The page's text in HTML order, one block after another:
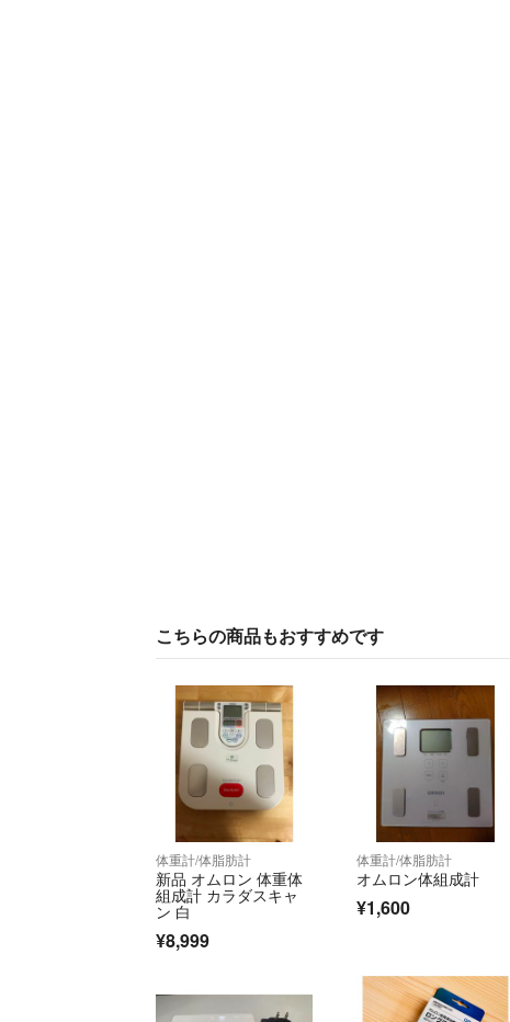
こちらの商品もおすすめです
体重計/体脂肪計
新品 オムロン 体重体
組成計 カラダスキャ
ン 白
¥8,999
体重計/体脂肪計
オムロン体組成計
¥1,600